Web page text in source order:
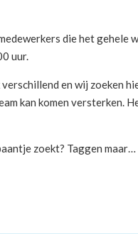
die het gehele
uur.
en wij zoeken
kan komen versterken.
zoekt? Taggen maar…